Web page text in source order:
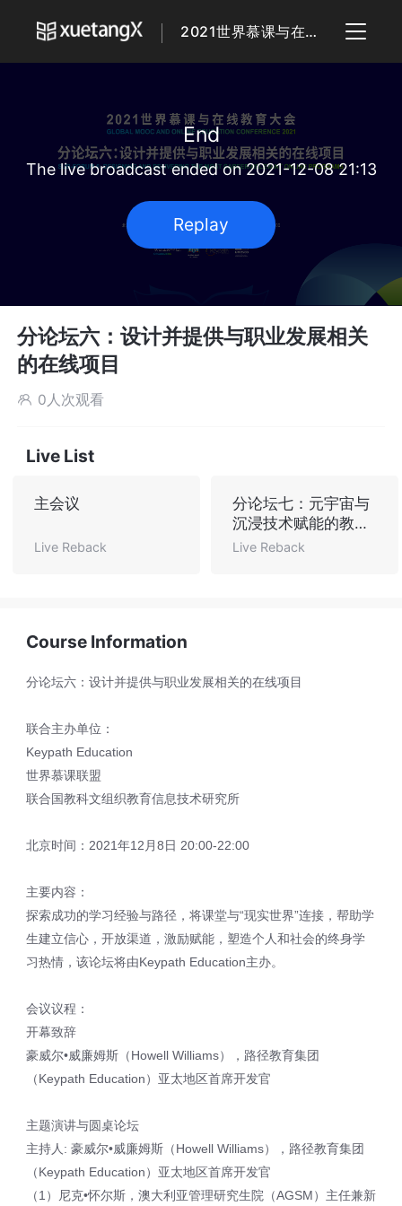
2021世界慕课与在线教育大会
End
The live broadcast ended on 2021-12-08 21:13
Replay
分论坛六：设计并提供与职业发展相关
的在线项目
 0人次观看
Live List
主会议
Live Reback
分论坛七：元宇宙与
沉浸技术赋能的教与
学
Live Reback
Course Information
分论坛六：设计并提供与职业发展相关的在线项目
联合主办单位：
Keypath Education
世界慕课联盟
联合国教科文组织教育信息技术研究所
北京时间：2021年12月8日 20:00-22:00
主要内容：
探索成功的学习经验与路径，将课堂与“现实世界”连接，帮助学
生建立信心，开放渠道，激励赋能，塑造个人和社会的终身学
习热情，该论坛将由Keypath Education主办。
会议议程：
开幕致辞
豪威尔•威廉姆斯（Howell Williams），路径教育集团
（Keypath Education）亚太地区首席开发官
主题演讲与圆桌论坛
主持人: 豪威尔•威廉姆斯（Howell Williams），路径教育集团
（Keypath Education）亚太地区首席开发官
（1）尼克•怀尔斯，澳大利亚管理研究生院（AGSM）主任兼新